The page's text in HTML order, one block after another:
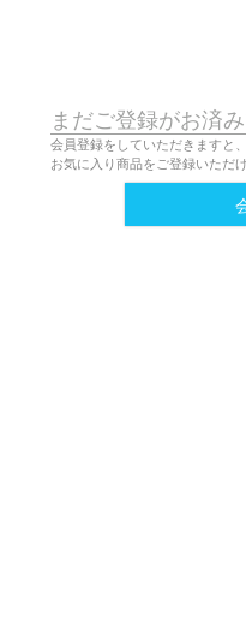
まだご登録がお済
会員登録をしていただきますと
お気に入り商品をご登録いただ